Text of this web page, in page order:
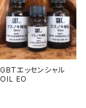
GBTエッセンシャル
OIL EO